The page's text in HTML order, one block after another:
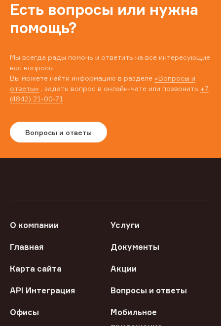
Есть вопросы или нужна
помощь?
Мы всегда рады помочь и ответить на все интересующие
вас вопросы.
Вы можете найти информацию в разделе «Вопросы и
ответы» , задать вопрос в онлайн-чате или позвонить +7
(4842) 21-00-71
Вопросы и ответы
О компании Услуги
Главная Документы
Карта сайта Акции
API Интеграция Вопросы и ответы
Офисы
Мобильное